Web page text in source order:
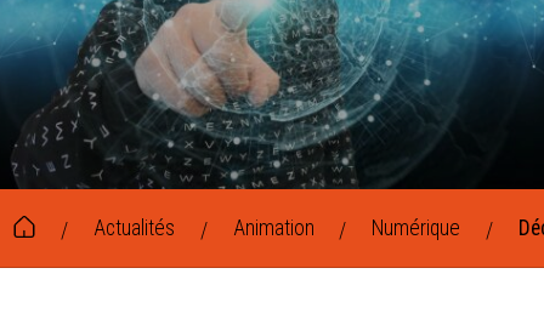
/ Actualités / Animation / Numérique /